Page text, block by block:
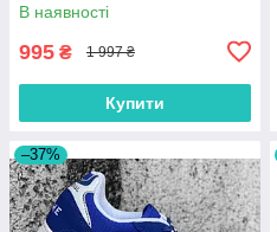
В наявності
995 ₴ 1 997 ₴
Купити
–37%